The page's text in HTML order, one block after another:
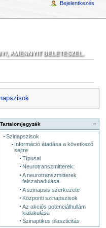
AMENNYIT BELETESZEL.
−
Tartalomjegyzék
Szinapszisok
Információ átadása a következő
sejtre
Típusai
Neurotranszmitterek:
A neurotranszmitterek
felszabadulása
A szinapsis szerkezete
Központi szinapszisok
Az akciós potenciálhullám
kialakulása
Szinaptikus plaszticitás
Bejelentkezés